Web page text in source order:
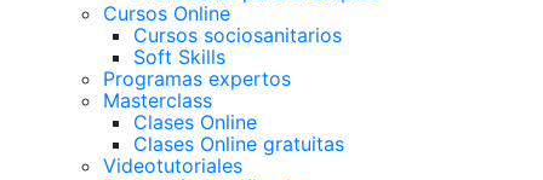
Cursos Online
Cursos sociosanitarios
Soft Skills
Programas expertos
Masterclass
Clases Online
Clases Online gratuitas
Videotutoriales